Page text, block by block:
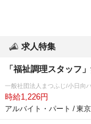
求人特集
「福祉調理スタッフ
一般社団法人まつふじ/小日向
時給1,226円
アルバイト・パート / 東